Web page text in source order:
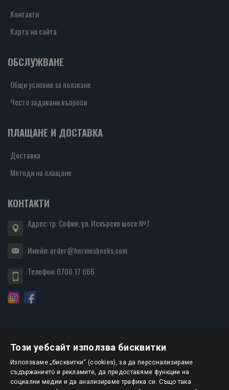
Контакти
Карта на сайта
ОБСЛУЖВАНЕ
Общи условия за ползване
Често задавани въпроси
ПЛАЩАНЕ И ДОСТАВКА
Доставка
Методи на плащане
КОНТАКТИ
Адрес: гр. София, ул. Искърско шосе №7
Имейл:order@hermesbooks.com
Телефон:0700 17 666
БЮЛЕТИН
АБОНИРАНЕ
Този уебсайт използва бисквитки
Използваме „бисквитки“ (cookies), за да персонализираме
съдържанието и рекламите, да предоставяме функции на
социални медии и да анализираме трафика си. Също така